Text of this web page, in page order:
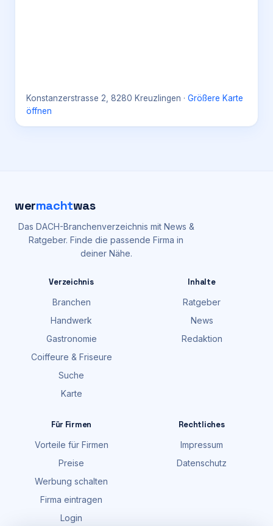
Konstanzerstrasse 2, 8280 Kreuzlingen · Größere Karte
öffnen
wermachtwas
Das DACH-Branchenverzeichnis mit News &
Ratgeber. Finde die passende Firma in
deiner Nähe.
Verzeichnis
Branchen
Handwerk
Gastronomie
Coiffeure & Friseure
Suche
Karte
Inhalte
Ratgeber
News
Redaktion
Für Firmen
Vorteile für Firmen
Preise
Werbung schalten
Firma eintragen
Login
Rechtliches
Impressum
Datenschutz